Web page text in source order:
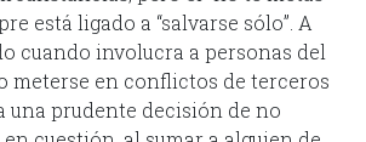
está ligado a “salvarse sólo”. A
cuando involucra a personas del
meterse en conflictos de terceros
una prudente decisión de no